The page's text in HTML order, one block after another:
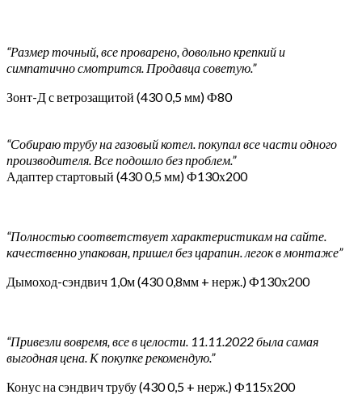
“Размер точный, все проварено, довольно крепкий и
симпатично смотрится. Продавца советую.”
Зонт-Д с ветрозащитой (430 0,5 мм) Ф80
“Собираю трубу на газовый котел. покупал все части одного
производителя. Все подошло без проблем.”
Адаптер стартовый (430 0,5 мм) Ф130х200
“Полностью соответствует характеристикам на сайте.
качественно упакован, пришел без царапин. легок в монтаже”
Дымоход-сэндвич 1,0м (430 0,8мм + нерж.) Ф130х200
“Привезли вовремя, все в целости. 11.11.2022 была самая
выгодная цена. К покупке рекомендую.”
Конус на сэндвич трубу (430 0,5 + нерж.) Ф115х200